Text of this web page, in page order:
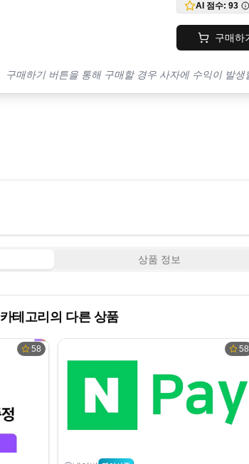
AI 점수: 93
구매하
구매하기 버튼을 통해 구매할 경우 사자에 수익이 발생
상품 정보
카테고리의 다른 상품
58 58